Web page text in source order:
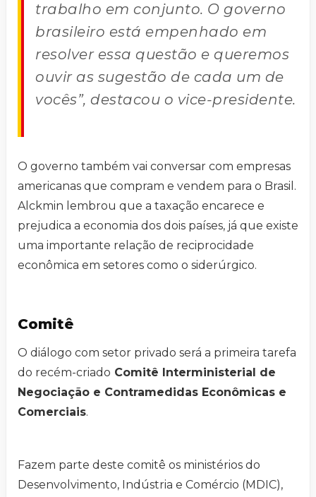
trabalho em conjunto. O governo
brasileiro está empenhado em
resolver essa questão e queremos
ouvir as sugestão de cada um de
vocês”, destacou o vice-presidente.
O governo também vai conversar com empresas
americanas que compram e vendem para o Brasil.
Alckmin lembrou que a taxação encarece e
prejudica a economia dos dois países, já que existe
uma importante relação de reciprocidade
econômica em setores como o siderúrgico.
Comitê
O diálogo com setor privado será a primeira tarefa
do recém-criado Comitê Interministerial de
Negociação e Contramedidas Econômicas e
Comerciais.
Fazem parte deste comitê os ministérios do
Desenvolvimento, Indústria e Comércio (MDIC),